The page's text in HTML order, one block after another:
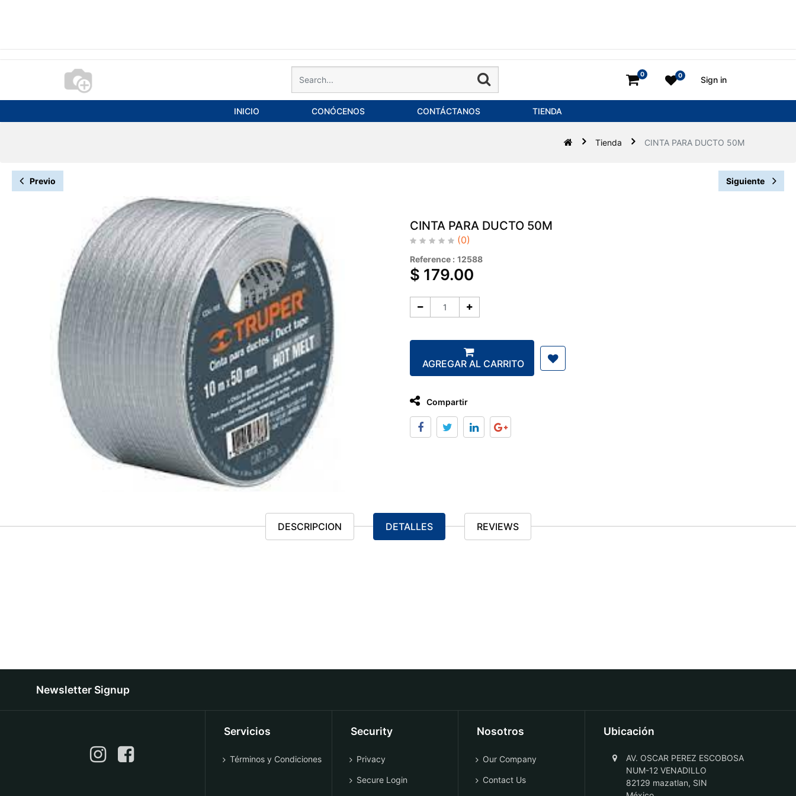
0 0 Sign in
INICIO CONÓCENOS CONTÁCTANOS TIENDA
Tienda CINTA PARA DUCTO 50M
Previo Siguiente
CINTA PARA DUCTO 50M
(0)
Reference : 12588
$ 179.00
AGREGAR AL CARRITO
Compartir
DESCRIPCION DETALLES REVIEWS
Newsletter Signup
Servicios
Términos y Condiciones
Security
Privacy
Secure Login
Nosotros
Our Company
Contact Us
Ubicación
AV. OSCAR PEREZ ESCOBOSA
NUM-12 VENADILLO
82129 mazatlan, SIN